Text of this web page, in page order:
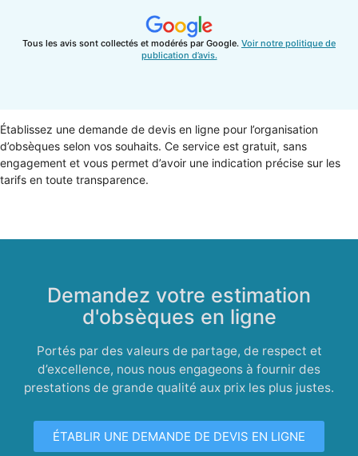
Tous les avis sont collectés et modérés par Google. Voir notre politique de
publication d’avis.
Établissez une demande de devis en ligne pour l’organisation
d’obsèques selon vos souhaits. Ce service est gratuit, sans
engagement et vous permet d’avoir une indication précise sur les
tarifs en toute transparence.
Demandez votre estimation
d'obsèques en ligne
Portés par des valeurs de partage, de respect et
d’excellence, nous nous engageons à fournir des
prestations de grande qualité aux prix les plus justes.
ÉTABLIR UNE DEMANDE DE DEVIS EN LIGNE